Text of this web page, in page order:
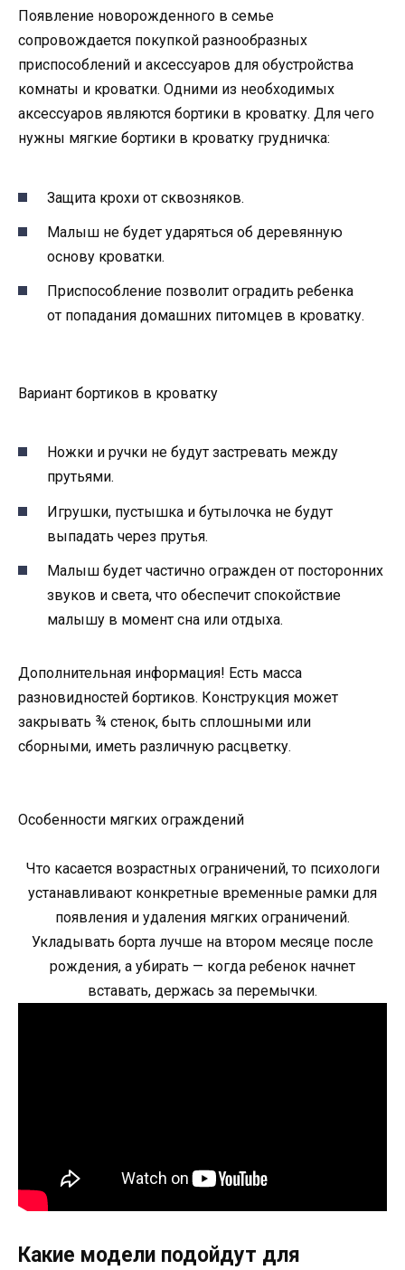
Появление новорожденного в семье
сопровождается покупкой разнообразных
приспособлений и аксессуаров для обустройства
комнаты и кроватки. Одними из необходимых
аксессуаров являются бортики в кроватку. Для чего
нужны мягкие бортики в кроватку грудничка:
Защита крохи от сквозняков.
Малыш не будет ударяться об деревянную
основу кроватки.
Приспособление позволит оградить ребенка
от попадания домашних питомцев в кроватку.
Вариант бортиков в кроватку
Ножки и ручки не будут застревать между
прутьями.
Игрушки, пустышка и бутылочка не будут
выпадать через прутья.
Малыш будет частично огражден от посторонних
звуков и света, что обеспечит спокойствие
малышу в момент сна или отдыха.
Дополнительная информация! Есть масса
разновидностей бортиков. Конструкция может
закрывать ¾ стенок, быть сплошными или
сборными, иметь различную расцветку.
Особенности мягких ограждений
Что касается возрастных ограничений, то психологи
устанавливают конкретные временные рамки для
появления и удаления мягких ограничений.
Укладывать борта лучше на втором месяце после
рождения, а убирать — когда ребенок начнет
вставать, держась за перемычки.
Какие модели подойдут для